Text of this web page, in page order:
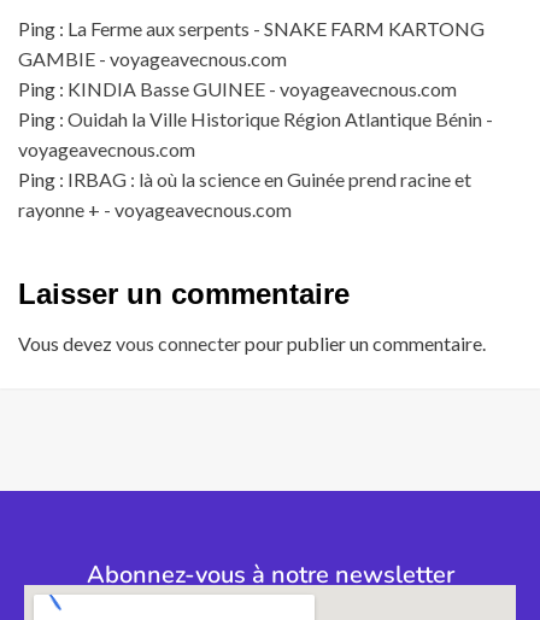
Ping : La Ferme aux serpents - SNAKE FARM KARTONG
GAMBIE - voyageavecnous.com
Ping : KINDIA Basse GUINEE - voyageavecnous.com
Ping : Ouidah la Ville Historique Région Atlantique Bénin -
voyageavecnous.com
Ping : IRBAG : là où la science en Guinée prend racine et
rayonne + - voyageavecnous.com
Laisser un commentaire
Vous devezvous connecterpour publier un commentaire.
Abonnez-vous à notre newsletter